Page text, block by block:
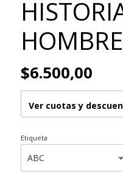
$6.500,00
Ver cuotas y
Etiqueta